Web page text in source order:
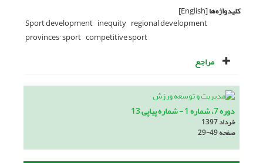
کلیدواژه‌ها[English]
Sport development inequity regional development
provinces’ sport competitive sport
مراجع
دوره 7، شماره 1 - شماره پیاپی 13
خرداد 1397
صفحه29-49